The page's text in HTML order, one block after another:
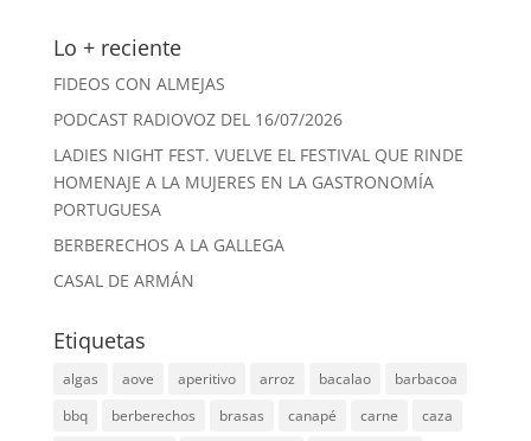
Lo + reciente
FIDEOS CON ALMEJAS
PODCAST RADIOVOZ DEL 16/07/2026
LADIES NIGHT FEST. VUELVE EL FESTIVAL QUE RINDE
HOMENAJE A LA MUJERES EN LA GASTRONOMÍA
PORTUGUESA
BERBERECHOS A LA GALLEGA
CASAL DE ARMÁN
Etiquetas
algas aove aperitivo arroz bacalao
barbacoa
bbq
berberechos brasas canapé carne
caza